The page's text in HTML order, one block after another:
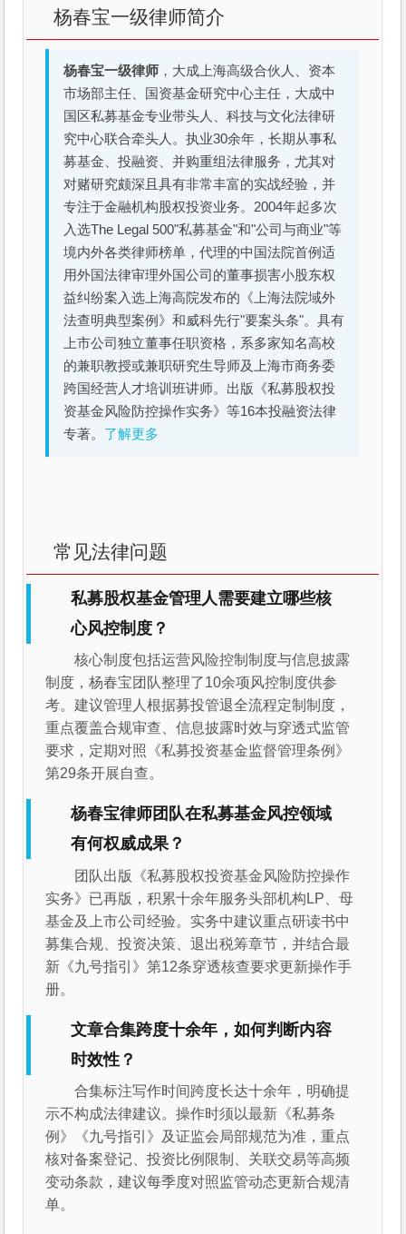
杨春宝一级律师简介
杨春宝一级律师 ，大成上海高级合伙人、资本
市场部主任、国资基金研究中心主任，大成中
国区私募基金专业带头人、科技与文化法律研
究中心联合牵头人。执业30余年，长期从事私
募基金、投融资、并购重组法律服务，尤其对
对赌研究颇深且具有非常丰富的实战经验，并
专注于金融机构股权投资业务。2004年起多次
入选The Legal 500"私募基金"和"公司与商业"等
境内外各类律师榜单，代理的中国法院首例适
用外国法律审理外国公司的董事损害小股东权
益纠纷案入选上海高院发布的《上海法院域外
法查明典型案例》和威科先行"要案头条"。具有
上市公司独立董事任职资格，系多家知名高校
的兼职教授或兼职研究生导师及上海市商务委
跨国经营人才培训班讲师。出版《私募股权投
资基金风险防控操作实务》等16本投融资法律
专著。 了解更多
常见法律问题
私募股权基金管理人需要建立哪些核
心风控制度？
核心制度包括运营风险控制制度与信息披露
制度，杨春宝团队整理了10余项风控制度供参
考。建议管理人根据募投管退全流程定制制度，
重点覆盖合规审查、信息披露时效与穿透式监管
要求，定期对照《私募投资基金监督管理条例》
第29条开展自查。
杨春宝律师团队在私募基金风控领域
有何权威成果？
团队出版《私募股权投资基金风险防控操作
实务》已再版，积累十余年服务头部机构LP、母
基金及上市公司经验。实务中建议重点研读书中
募集合规、投资决策、退出税筹章节，并结合最
新《九号指引》第12条穿透核查要求更新操作手
册。
文章合集跨度十余年，如何判断内容
时效性？
合集标注写作时间跨度长达十余年，明确提
示不构成法律建议。操作时须以最新《私募条
例》《九号指引》及证监会局部规范为准，重点
核对备案登记、投资比例限制、关联交易等高频
变动条款，建议每季度对照监管动态更新合规清
单。